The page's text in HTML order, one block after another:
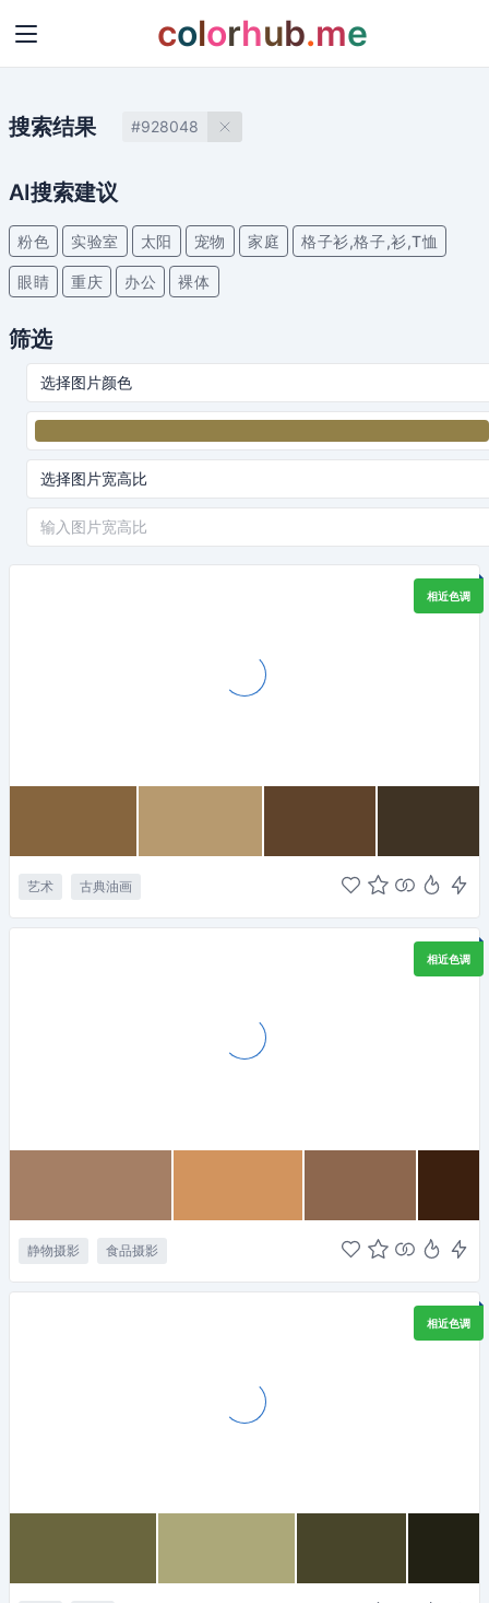
colorhub.me
搜索结果 #928048
AI搜索建议
粉色 实验室 太阳 宠物 家庭 格子衫,格子,衫,T恤
眼睛 重庆 办公 裸体
筛选
相近色调
艺术 古典油画
相近色调
静物摄影 食品摄影
相近色调